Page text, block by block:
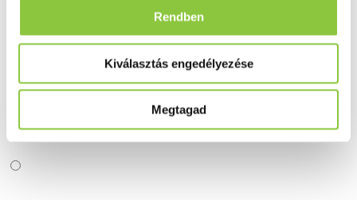
Rendben
Kiválasztás engedélyezése
Megtagad
Ingyenes szállítás 18 000 Ft felett
Minőségellenőrzött termékek
Valós gyógyszertári háttér
Folyamatos akciók